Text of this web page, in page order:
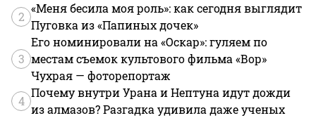
2
«Меня бесила моя роль»: как сегодня выглядит
Пуговка из «Папиных дочек»
3
Его номинировали на «Оскар»: гуляем по
местам съемок культового фильма «Вор»
Чухрая — фоторепортаж
4
Почему внутри Урана и Нептуна идут дожди
из алмазов? Разгадка удивила даже ученых